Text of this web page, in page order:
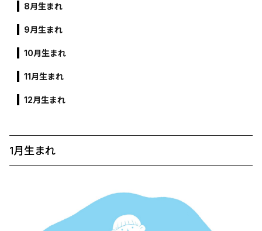
8月生まれ
9月生まれ
10月生まれ
11月生まれ
12月生まれ
1月生まれ